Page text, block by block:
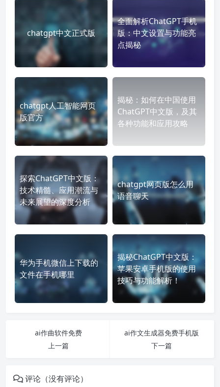
chatgpt中文正式版
全面解析ChatGPT手机
版：中文设置与功能亮
点揭秘
chatgpt人工智能网页
版官方
揭秘：如何在中国使用
ChatGPT中文版，及其
各种功能和应用攻略
探索ChatGPT中文版：
技术精髓、应用潮流与
未来展望的深度分析
chatgpt网页版怎么用
语音聊天
华为手机微信上下载的
文件在手机哪里
揭秘ChatGPT中文版：
苹果安卓手机版的使用
技巧与功能解析！
ai作曲软件免费
上一篇
ai作文生成器免费手机版
下一篇
评论（没有评论）